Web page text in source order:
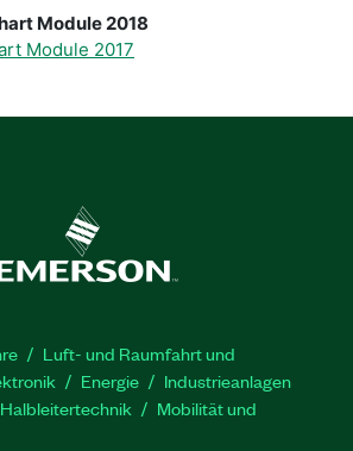
Module 2018
Module 2017
Luft- und Raumfahrt und
Energie
Industrieanlagen
Halbleitertechnik
Mobilität und